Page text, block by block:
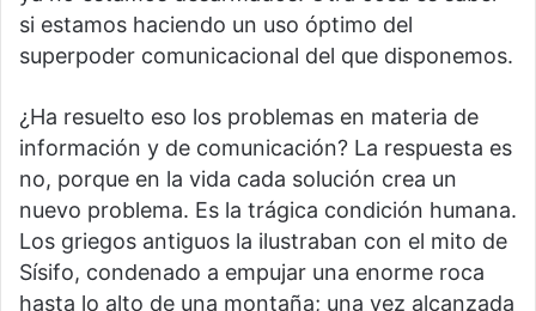
si estamos haciendo un uso óptimo del
superpoder comunicacional del que disponemos.
¿Ha resuelto eso los problemas en materia de
información y de comunicación? La respuesta es
no, porque en la vida cada solución crea un
nuevo problema. Es la trágica condición humana.
Los griegos antiguos la ilustraban con el mito de
Sísifo, condenado a empujar una enorme roca
hasta lo alto de una montaña; una vez alcanzada